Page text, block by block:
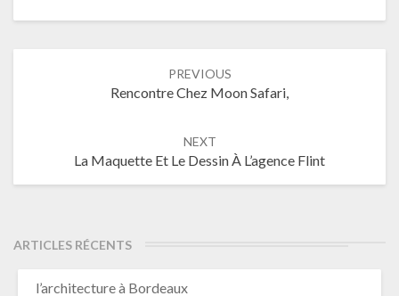
PREVIOUS
Rencontre Chez Moon Safari,
NEXT
La Maquette Et Le Dessin À L’agence Flint
ARTICLES RÉCENTS
l’architecture à Bordeaux